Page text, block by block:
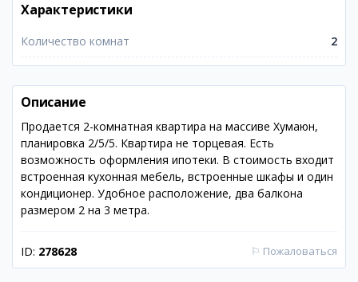
Характеристики
Количество комнат 2
Описание
Продается 2-комнатная квартира на массиве Хумаюн,
планировка 2/5/5. Квартира не торцевая. Есть
возможность оформления ипотеки. В стоимость входит
встроенная кухонная мебель, встроенные шкафы и один
кондиционер. Удобное расположение, два балкона
размером 2 на 3 метра.
ID: 278628 ⚐ Пожаловаться